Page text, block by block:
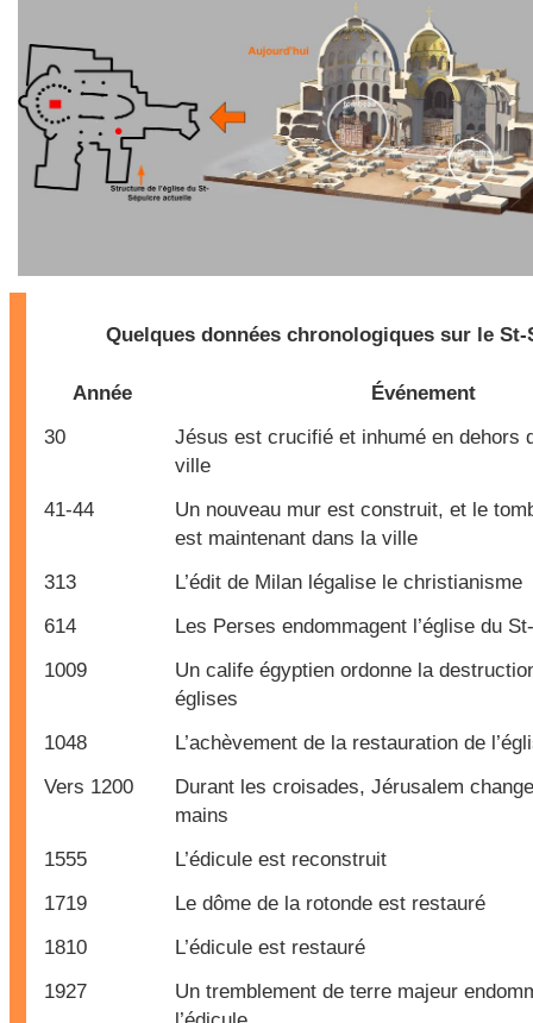
Quelques données chronologiques sur le St-
Année
Événement
30
Jésus est crucifié et inhumé en dehors
ville
41-44
Un nouveau mur est construit, et le
est maintenant dans la ville
313
L’édit de Milan légalise le christianisme
614
Les Perses endommagent l’église du
1009
Un calife égyptien ordonne la
églises
1048
L’achèvement de la restauration de
Vers 1200
Durant les croisades, Jérusalem
mains
1555
L’édicule est reconstruit
1719
Le dôme de la rotonde est restauré
1810
L’édicule est restauré
1927
Un tremblement de terre majeur